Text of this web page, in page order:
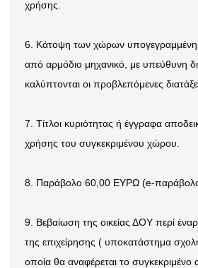
χρήσης.
6. Κάτοψη των χώρων υπογεγραμμένη
από αρμόδιο μηχανικό, με υπεύθυνη
καλύπτονται οι προβλεπόμενες
7. Τίτλοι κυριότητας ή έγγραφα
χρήσης του συγκεκριμένου χώρου.
8. Παράβολο 60,00 ΕΥΡΩ (e-
9. Βεβαίωση της οικείας ΔΟΥ περί
της επιχείρησης ( υποκατάστημα
οποία θα αναφέρεται το συγκεκριμένο